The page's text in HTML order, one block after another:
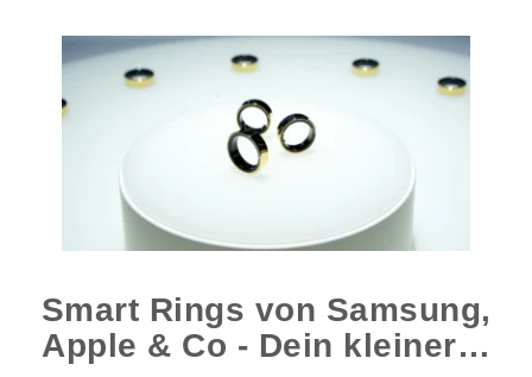
Smart Rings von Samsung,
Apple & Co - Dein kleiner…